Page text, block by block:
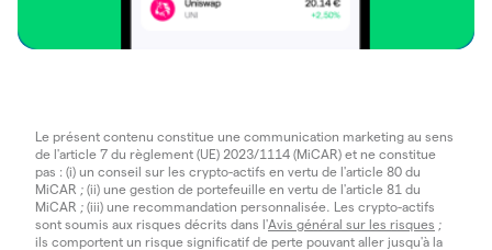
Le présent contenu constitue une communication marketing au sens
de l'article 7 du règlement (UE) 2023/1114 (MiCAR) et ne constitue
pas : (i) un conseil sur les crypto-actifs en vertu de l'article 80 du
MiCAR ; (ii) une gestion de portefeuille en vertu de l'article 81 du
MiCAR ; (iii) une recommandation personnalisée. Les crypto-actifs
sont soumis aux risques décrits dans l'Avis général sur les risques ;
ils comportent un risque significatif de perte pouvant aller jusqu'à la